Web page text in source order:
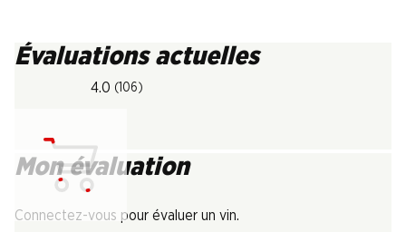
Évaluations actuelles
4.0 (106)
Mon évaluation
Connectez-vous pour évaluer un vin.